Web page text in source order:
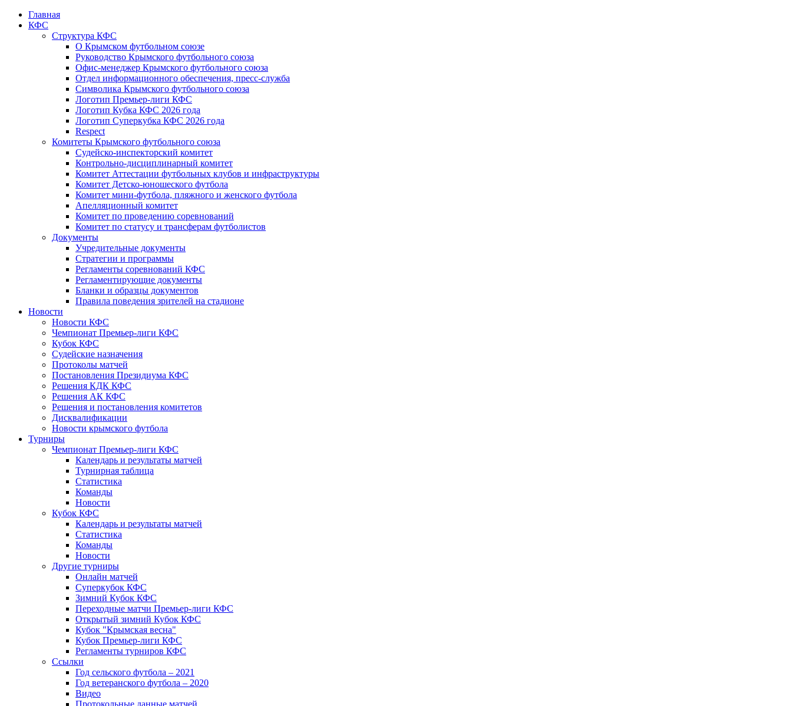
Главная
КФС
Структура КФС
О Крымском футбольном союзе
Руководство Крымского футбольного союза
Офис-менеджер Крымского футбольного союза
Отдел информационного обеспечения, пресс-служба
Символика Крымского футбольного союза
Логотип Премьер-лиги КФС
Логотип Кубка КФС 2026 года
Логотип Суперкубка КФС 2026 года
Respect
Комитеты Крымского футбольного союза
Судейско-инспекторский комитет
Контрольно-дисциплинарный комитет
Комитет Аттестации футбольных клубов и инфраструктуры
Комитет Детско-юношеского футбола
Комитет мини-футбола, пляжного и женского футбола
Апелляционный комитет
Комитет по проведению соревнований
Комитет по статусу и трансферам футболистов
Документы
Учредительные документы
Стратегии и программы
Регламенты соревнований КФС
Регламентирующие документы
Бланки и образцы документов
Правила поведения зрителей на стадионе
Новости
Новости КФС
Чемпионат Премьер-лиги КФС
Кубок КФС
Судейские назначения
Протоколы матчей
Постановления Президиума КФС
Решения КДК КФС
Решения АК КФС
Решения и постановления комитетов
Дисквалификации
Новости крымского футбола
Турниры
Чемпионат Премьер-лиги КФС
Календарь и результаты матчей
Турнирная таблица
Статистика
Команды
Новости
Кубок КФС
Календарь и результаты матчей
Статистика
Команды
Новости
Другие турниры
Онлайн матчей
Суперкубок КФС
Зимний Кубок КФС
Переходные матчи Премьер-лиги КФС
Открытый зимний Кубок КФС
Кубок "Крымская весна"
Кубок Премьер-лиги КФС
Регламенты турниров КФС
Ссылки
Год сельского футбола – 2021
Год ветеранского футбола – 2020
Видео
Протокольные данные матчей